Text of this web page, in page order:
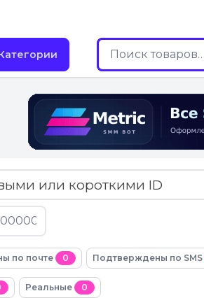
или короткими ID
по почте 0 Подтверждены по SMS
Реальные 0